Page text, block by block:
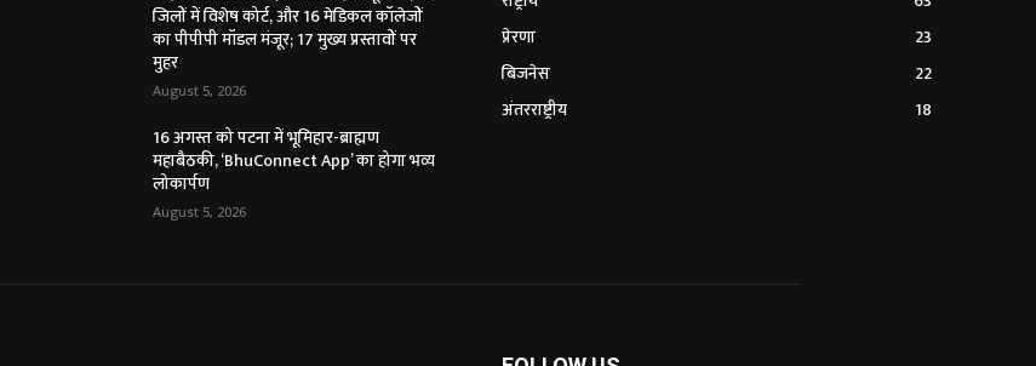
जिलों में विशेष कोर्ट, और 16 मेडिकल कॉलेजों
का पीपीपी मॉडल मंजूर; 17 मुख्य प्रस्तावों पर
मुहर
August 5, 2026
16 अगस्त को पटना में भूमिहार-ब्राह्मण
महाबैठकी, ‘BhuConnect App’ का होगा भव्य
लोकार्पण
August 5, 2026
प्रेरणा
23
बिजनेस
22
अंतरराष्ट्रीय
18